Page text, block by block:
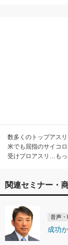
数多くのトップアス
米でも屈指のサイコ
受けプロアスリ…もっ
関連セミナー・
音声・
成功